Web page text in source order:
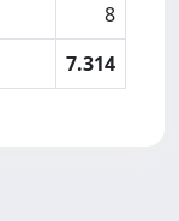
8
7.314